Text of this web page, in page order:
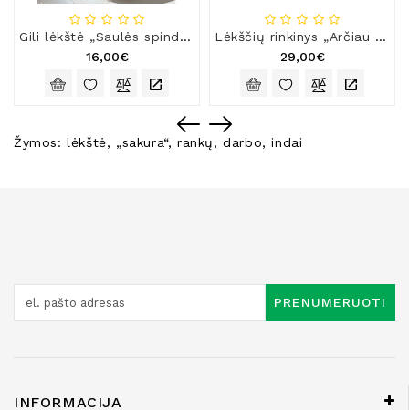
Gili lėkštė „Saulės spindulys“
16,00€
Lėkščių rinkinys „Arčiau žemės“
29,00€
Žymos:lėkštė, „sakura“,rankų,darbo,indai
PRENUMERUOTI
INFORMACIJA